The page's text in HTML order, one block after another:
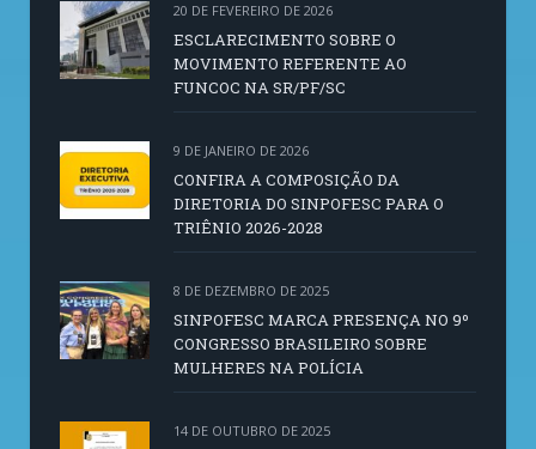
20 DE FEVEREIRO DE 2026
ESCLARECIMENTO SOBRE O
MOVIMENTO REFERENTE AO
FUNCOC NA SR/PF/SC
9 DE JANEIRO DE 2026
CONFIRA A COMPOSIÇÃO DA
DIRETORIA DO SINPOFESC PARA O
TRIÊNIO 2026-2028
8 DE DEZEMBRO DE 2025
SINPOFESC MARCA PRESENÇA NO 9º
CONGRESSO BRASILEIRO SOBRE
MULHERES NA POLÍCIA
14 DE OUTUBRO DE 2025